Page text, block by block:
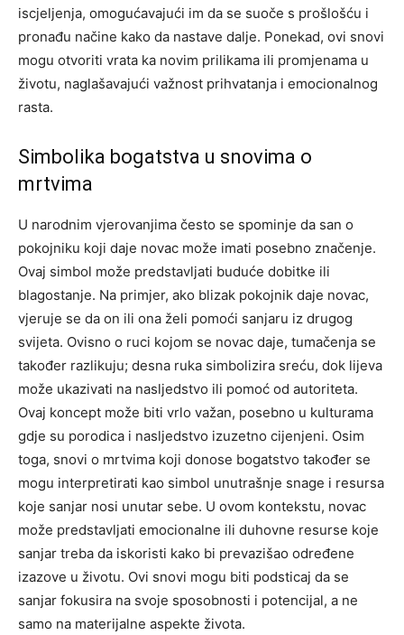
iscjeljenja, omogućavajući im da se suoče s prošlošću i
pronađu načine kako da nastave dalje. Ponekad, ovi snovi
mogu otvoriti vrata ka novim prilikama ili promjenama u
životu, naglašavajući važnost prihvatanja i emocionalnog
rasta.
Simbolika bogatstva u snovima o
mrtvima
U narodnim vjerovanjima često se spominje da san o
pokojniku koji daje novac može imati posebno značenje.
Ovaj simbol može predstavljati buduće dobitke ili
blagostanje. Na primjer, ako blizak pokojnik daje novac,
vjeruje se da on ili ona želi pomoći sanjaru iz drugog
svijeta. Ovisno o ruci kojom se novac daje, tumačenja se
također razlikuju; desna ruka simbolizira sreću, dok lijeva
može ukazivati na nasljedstvo ili pomoć od autoriteta.
Ovaj koncept može biti vrlo važan, posebno u kulturama
gdje su porodica i nasljedstvo izuzetno cijenjeni. Osim
toga, snovi o mrtvima koji donose bogatstvo također se
mogu interpretirati kao simbol unutrašnje snage i resursa
koje sanjar nosi unutar sebe. U ovom kontekstu, novac
može predstavljati emocionalne ili duhovne resurse koje
sanjar treba da iskoristi kako bi prevazišao određene
izazove u životu. Ovi snovi mogu biti podsticaj da se
sanjar fokusira na svoje sposobnosti i potencijal, a ne
samo na materijalne aspekte života.